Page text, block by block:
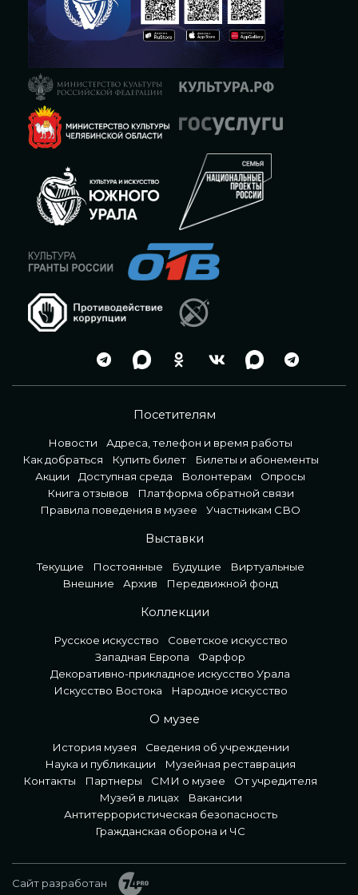
Посетителям
Новости
Адреса, телефон и время работы
Как добраться
Купить билет
Билеты и абонементы
Акции
Доступная среда Волонтерам
Опросы
Книга отзывов
Платформа обратной связи
Правила поведения в музее
Участникам СВО
Выставки
Текущие Постоянные Будущие
Виртуальные
Внешние
Архив Передвижной фонд
Коллекции
Русское искусство
Советское искусство
Западная Европа
Фарфор
Декоративно-прикладное искусство Урала
Искусство Востока
Народное искусство
О музее
История музея
Сведения об учреждении
Наука и публикации
Музейная реставрация
Контакты
Партнеры СМИ о музее
От учредителя
Музей в лицах
Вакансии
Антитеррористическая безопасность
Гражданская оборона и ЧС
Сайт разработан